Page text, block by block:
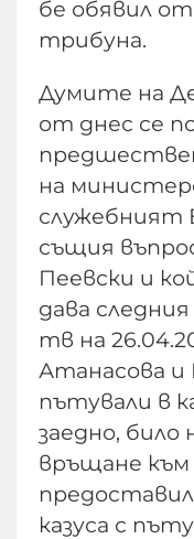
бе обявил
трибуна.
Думите на
от днес се
на
служебният
същия
Пеевски и
дава
тв на
Атанасова и
пътували в
заедно, било
връщане към
казуса с